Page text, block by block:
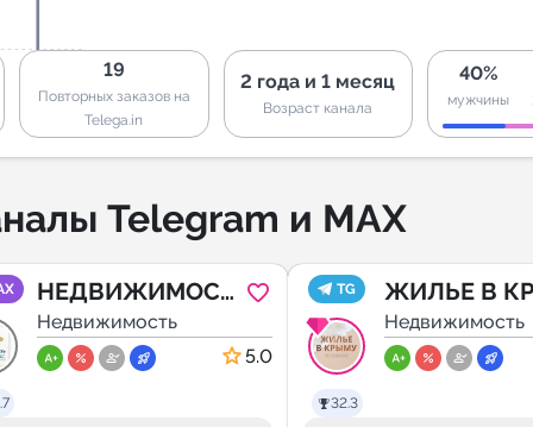
19
Повторных заказов на
Telega.in
2 года и 1 месяц
Возраст канала
40%
мужчины
Telegram и MAX
НЕДВИЖИМОСТ
Ь СОЧИ
Недвижимость
5.0
TG
32.3
ЖИЛЬЕ В
без
Недвижимость